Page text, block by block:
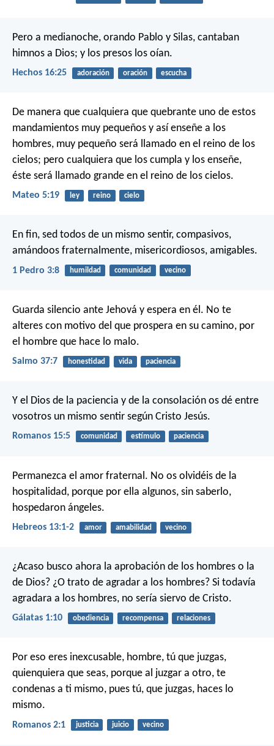
Pero a medianoche, orando Pablo y Silas, cantaban
himnos a Dios; y los presos los oían.
Hechos 16:25 adoración oración escucha
De manera que cualquiera que quebrante uno de estos
mandamientos muy pequeños y así enseñe a los
hombres, muy pequeño será llamado en el reino de los
cielos; pero cualquiera que los cumpla y los enseñe,
éste será llamado grande en el reino de los cielos.
Mateo 5:19 ley reino cielo
En fin, sed todos de un mismo sentir, compasivos,
amándoos fraternalmente, misericordiosos, amigables.
1 Pedro 3:8 humildad comunidad vecino
Guarda silencio ante Jehová y espera en él. No te
alteres con motivo del que prospera en su camino, por
el hombre que hace lo malo.
Salmo 37:7 honestidad vida paciencia
Y el Dios de la paciencia y de la consolación os dé entre
vosotros un mismo sentir según Cristo Jesús.
Romanos 15:5 comunidad estímulo paciencia
Permanezca el amor fraternal. No os olvidéis de la
hospitalidad, porque por ella algunos, sin saberlo,
hospedaron ángeles.
Hebreos 13:1-2 amor amabilidad vecino
¿Acaso busco ahora la aprobación de los hombres o la
de Dios? ¿O trato de agradar a los hombres? Si todavía
agradara a los hombres, no sería siervo de Cristo.
Gálatas 1:10 obediencia recompensa relaciones
Por eso eres inexcusable, hombre, tú que juzgas,
quienquiera que seas, porque al juzgar a otro, te
condenas a ti mismo, pues tú, que juzgas, haces lo
mismo.
Romanos 2:1 justicia juicio vecino